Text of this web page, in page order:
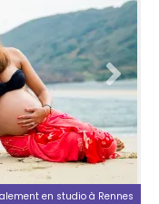
en studio à Rennes